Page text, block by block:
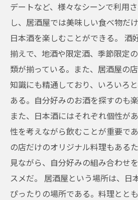
デートなど、様々なシーンで利用
し、居酒屋では美味しい食べ物だ
日本酒を楽しむことができる。 酒
揃えで、地酒や限定酒、季節限定
類が揃っている。また、居酒屋の
知識にも精通しており、いろいろ
ある。自分好みのお酒を探すのも
また、日本酒にはそれぞれ個性が
性を考えながら飲むことが重要で
の店だけのオリジナル料理もある
見ながら、自分好みの組み合わせ
スメだ。 居酒屋という場所は、日
ぴったりの場所である。料理とと